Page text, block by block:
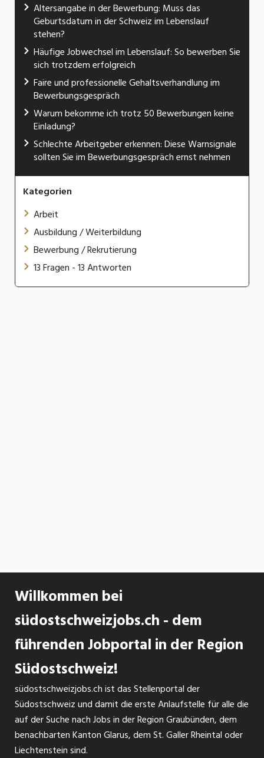
Altersangabe in der Bewerbung: Muss das
Geburtsdatum in der Schweiz im Lebenslauf
stehen?
Häufige Jobwechsel im Lebenslauf: So bewerben Sie
sich trotzdem erfolgreich
Faire und professionelle Gehaltsverhandlung im
Bewerbungsgespräch
Warum bekomme ich trotz 50 Bewerbungen keine
Einladung?
Schlechte Arbeitgeber erkennen: Diese Warnsignale
sollten Sie im Bewerbungsgespräch ernst nehmen
Kategorien
Arbeit
Ausbildung / Weiterbildung
Bewerbung / Rekrutierung
13 Fragen - 13 Antworten
Willkommen bei
südostschweizjobs.ch - dem
führenden Jobportal in der Region
Südostschweiz!
südostschweizjobs.ch ist das Stellenportal der
Südostschweiz und damit die erste Anlaufstelle für alle die
auf der Suche nach Jobs in der Region Graubünden, dem
benachbarten Kanton Glarus, dem St. Galler Rheintal oder
Liechtenstein sind.